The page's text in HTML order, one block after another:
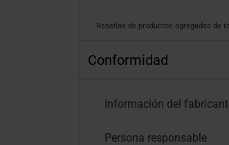
Reseñas de productos agregadas de
Conformidad
Información del
Persona responsable